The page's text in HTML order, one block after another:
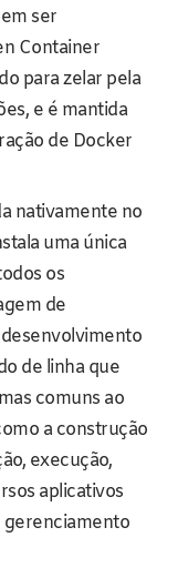
ser
Container
para zelar pela
e é mantida
de Docker
nativamente no
uma única
os
de
de linha que
comuns ao
a construção
execução,
aplicativos
gerenciamento